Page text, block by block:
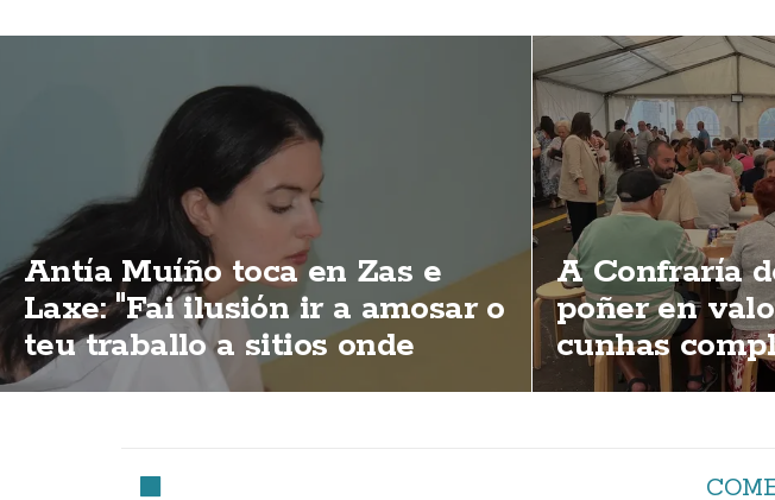
Antía Muíño toca en Zas e
Laxe: "Fai ilusión ir a amosar o
teu traballo a sitios onde
sempre vas de lecer"
A Confraría
poñer en
cunhas
de